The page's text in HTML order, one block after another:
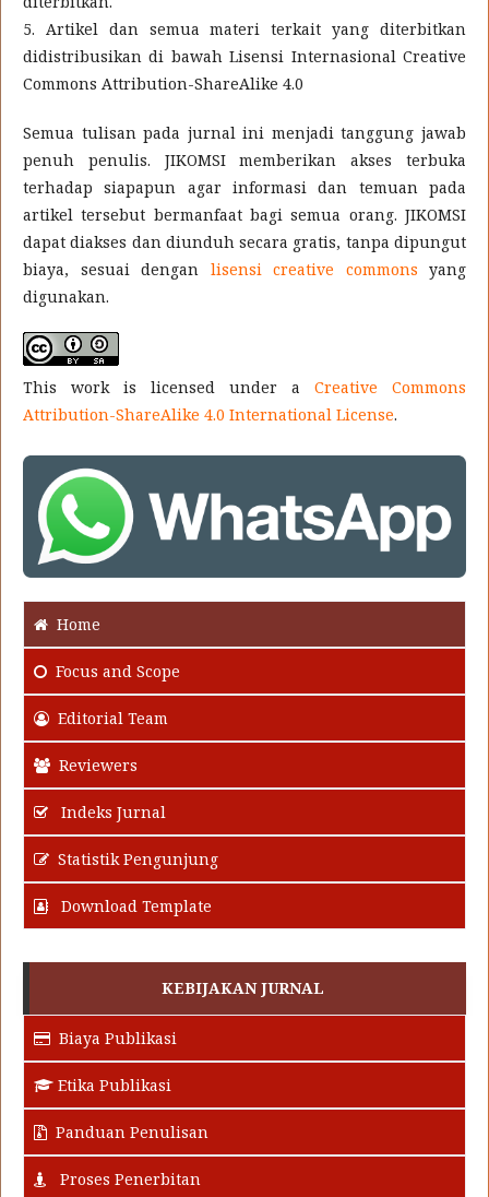
5. Artikel dan semua materi terkait yang diterbitkan
didistribusikan di bawah Lisensi Internasional Creative
Commons Attribution-ShareAlike 4.0
Semua tulisan pada jurnal ini menjadi tanggung jawab
penuh penulis. JIKOMSI memberikan akses terbuka
terhadap siapapun agar informasi dan temuan pada
artikel tersebut bermanfaat bagi semua orang. JIKOMSI
dapat diakses dan diunduh secara gratis, tanpa dipungut
biaya, sesuai dengan lisensi creative commons yang
digunakan.
This work is licensed under a Creative Commons
Attribution-ShareAlike 4.0 International License.
Home
Focus and Scope
Editorial Team
Reviewers
Indeks Jurnal
Statistik Pengunjung
Download Template
KEBIJAKAN JURNAL
Biaya Publikasi
Etika Publikasi
Panduan Penulisan
Proses Penerbitan